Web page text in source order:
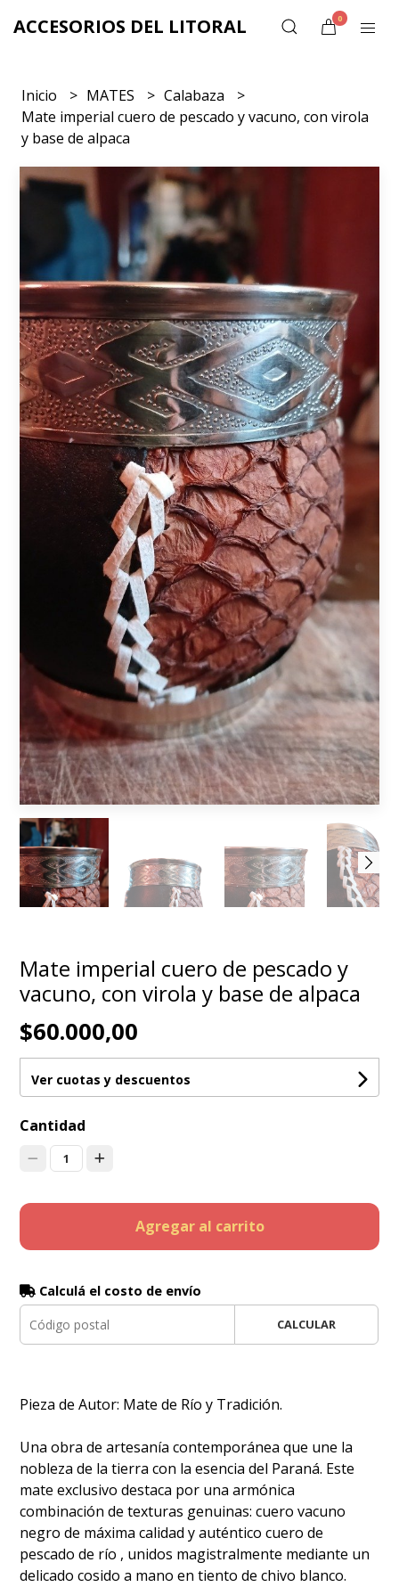
ACCESORIOS DEL LITORAL 0
Inicio MATES
Calabaza
Mate imperial cuero de pescado y vacuno, con virola
y base de alpaca
Mate imperial cuero de pescado y
vacuno, con virola y base de alpaca
$60.000,00
Ver cuotas y descuentos
Cantidad
1
Agregar al carrito
Calculá el costo de envío
CALCULAR
Pieza de Autor: Mate de Río y Tradición.
​Una obra de artesanía contemporánea que une la
nobleza de la tierra con la esencia del Paraná. Este
mate exclusivo destaca por una armónica
combinación de texturas genuinas: cuero vacuno
negro de máxima calidad y auténtico cuero de
pescado de río , unidos magistralmente mediante un
delicado cosido a mano en tiento de chivo blanco.